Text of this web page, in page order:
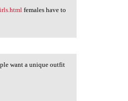
females have to
want a unique outfit